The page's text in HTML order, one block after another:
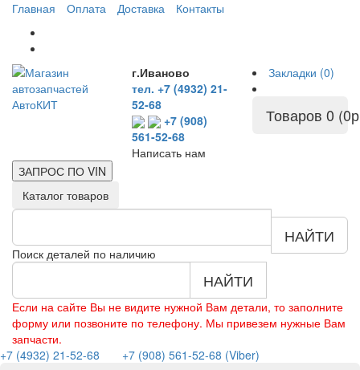
Главная Оплата Доставка Контакты
г.Иваново
тел. +7 (4932) 21-
52-68
+7 (908)
561-52-68
Написать нам
Закладки (0)
Товаров 0
ЗАПРОС ПО VIN
Каталог товаров
Поиск деталей по наличию
НАЙТИ
НАЙТИ
Если на сайте Вы не видите нужной Вам детали, то заполните
форму или позвоните по телефону. Мы привезем нужные Вам
запчасти.
+7 (4932) 21-52-68
+7 (908) 561-52-68 (Viber)